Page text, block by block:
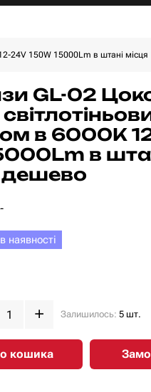
24V 150W 15000Lm в штані місця
GL-02
в 6000K
в
дешево
наявності
Залишилось: 5 шт.
кошика